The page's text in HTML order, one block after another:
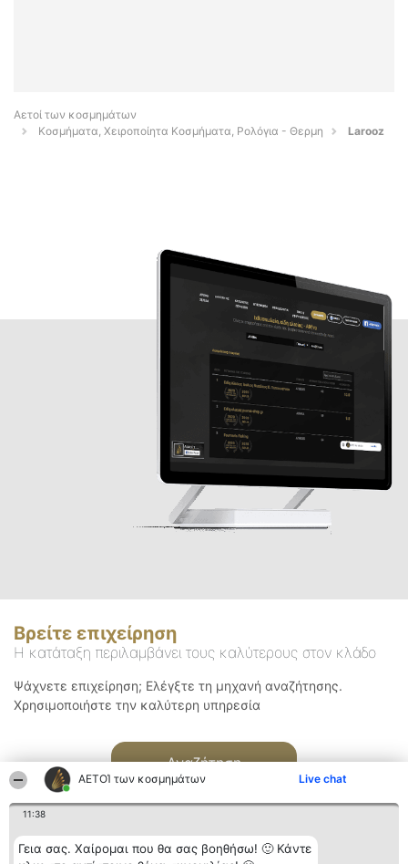
ΑΕΤΟΊ των κοσμημάτων Live chat
11:38
Γεια σας. Χαίρομαι που θα σας βοηθήσω! 🙂 Κάντε
Αετοί των κοσμημάτων
Κοσμήματα, Χειροποίητα Κοσμήματα, Ρολόγια - Θερμη
Larooz
Βρείτε επιχείρηση
Η κατάταξη περιλαμβάνει τους καλύτερους στον κλάδο
Ψάχνετε επιχείρηση; Ελέγξτε τη μηχανή αναζήτησης.
Χρησιμοποιήστε την καλύτερη υπηρεσία
Αναζήτηση